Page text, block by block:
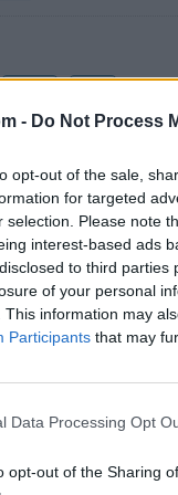
- Do Not Process
opt-out of the sale,
for targeted
selection. Please note
interest-based ads
to third
of your personal
This information may
Participants that may
Data Processing Opt
opt-out of the Sharing
500 artistas más